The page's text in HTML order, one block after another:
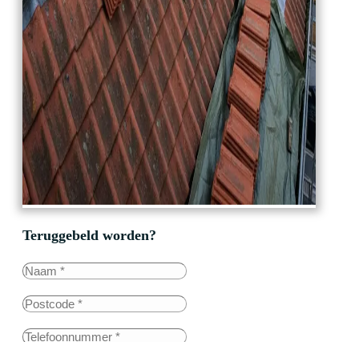
Teruggebeld worden?